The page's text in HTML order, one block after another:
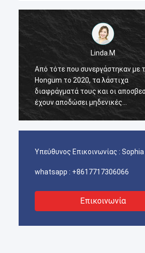
Linda.M
Από τότε που συνεργάστηκαν με
Hongum το 2020, τα λάστιχα
διαφράγματά τους και οι
έχουν αποδώσει μηδενικές
αποτυχίες.διασφάλιση
εξοπλισμός μεταφοράς ΥΦΑ.
Υπεύθυνος Επικοινωνίας : Sophia
whatsapp : +8617717306066
Επικοινωνία